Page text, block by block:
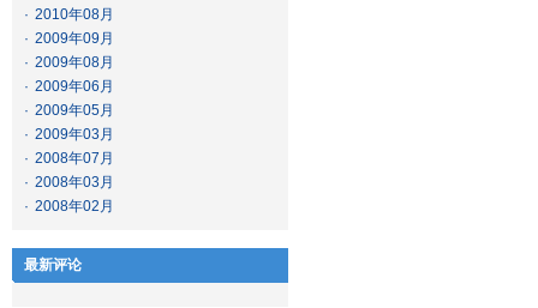
· 2010年08月
· 2009年09月
· 2009年08月
· 2009年06月
· 2009年05月
· 2009年03月
· 2008年07月
· 2008年03月
· 2008年02月
最新评论